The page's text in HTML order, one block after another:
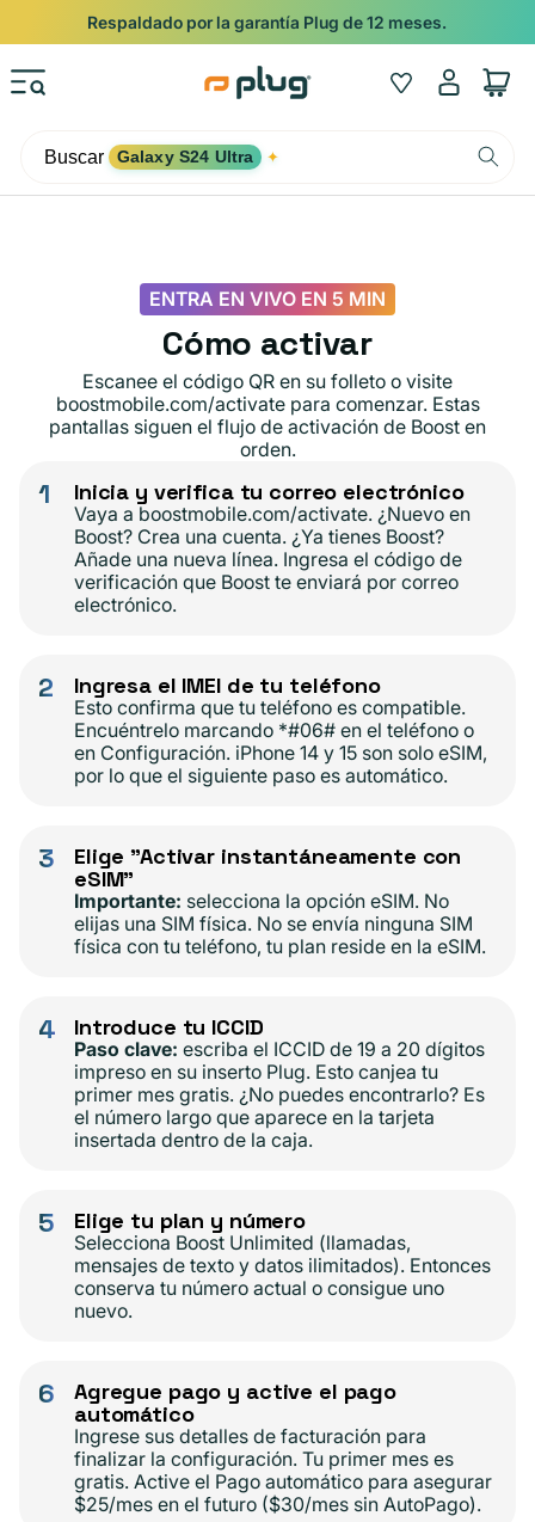
Ir al contenido
Respaldado por la garantía Plug de 12 meses.
Wishlist
Iniciar
sesión
Carrito
Buscar Galaxy S24 Ultra ✦
ENTRA EN VIVO EN 5 MIN
Cómo activar
Escanee el código QR en su folleto o visite
boostmobile.com/activate para comenzar. Estas
pantallas siguen el flujo de activación de Boost en
orden.
1 Inicia y verifica tu correo electrónico
Vaya a boostmobile.com/activate. ¿Nuevo en
Boost? Crea una cuenta. ¿Ya tienes Boost?
Añade una nueva línea. Ingresa el código de
verificación que Boost te enviará por correo
electrónico.
2 Ingresa el IMEI de tu teléfono
Esto confirma que tu teléfono es compatible.
Encuéntrelo marcando *#06# en el teléfono o
en Configuración. iPhone 14 y 15 son solo eSIM,
por lo que el siguiente paso es automático.
3
Elige "Activar instantáneamente con
eSIM"
Importante: selecciona la opción eSIM. No
elijas una SIM física. No se envía ninguna SIM
física con tu teléfono, tu plan reside en la eSIM.
4 Introduce tu ICCID
Paso clave: escriba el ICCID de 19 a 20 dígitos
impreso en su inserto Plug. Esto canjea tu
primer mes gratis. ¿No puedes encontrarlo? Es
el número largo que aparece en la tarjeta
insertada dentro de la caja.
5 Elige tu plan y número
Selecciona Boost Unlimited (llamadas,
mensajes de texto y datos ilimitados). Entonces
conserva tu número actual o consigue uno
nuevo.
6
Agregue pago y active el pago
automático
Ingrese sus detalles de facturación para
finalizar la configuración. Tu primer mes es
gratis. Active el Pago automático para asegurar
$25/mes en el futuro ($30/mes sin AutoPago).